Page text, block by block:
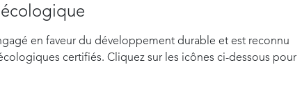
en faveur du développement durable et est reconnu
certifiés. Cliquez sur les icônes ci-dessous pour